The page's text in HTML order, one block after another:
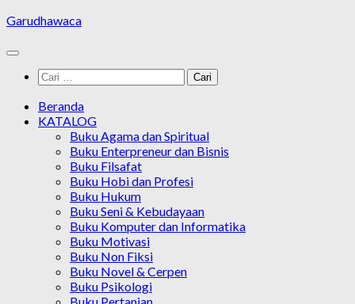
Skip
content
Garudhawaca
Cari
untuk:
Beranda
KATALOG
Buku Agama dan Spiritual
Buku Enterpreneur dan Bisnis
Buku Filsafat
Buku Hobi dan Profesi
Buku Hukum
Buku Seni & Kebudayaan
Buku Komputer dan Informatika
Buku Motivasi
Buku Non Fiksi
Buku Novel & Cerpen
Buku Psikologi